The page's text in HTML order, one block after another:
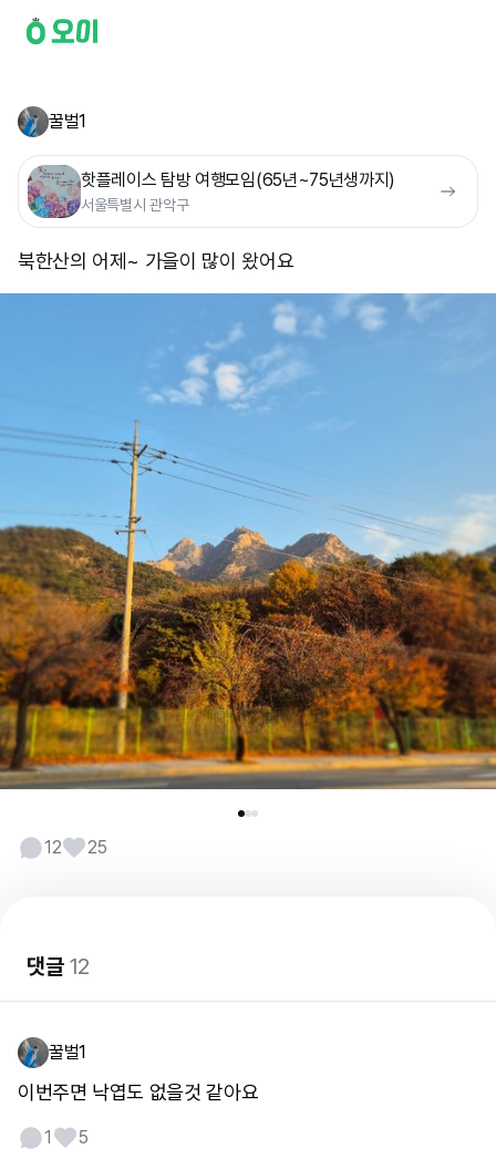
꿀벌1
핫플레이스 탐방 여행모임(65년~75년생까지)
서울특별시 관악구
북한산의 어제~ 가을이 많이 왔어요
12 25
댓글12
꿀벌1
이번주면 낙엽도 없을것 같아요
1 5